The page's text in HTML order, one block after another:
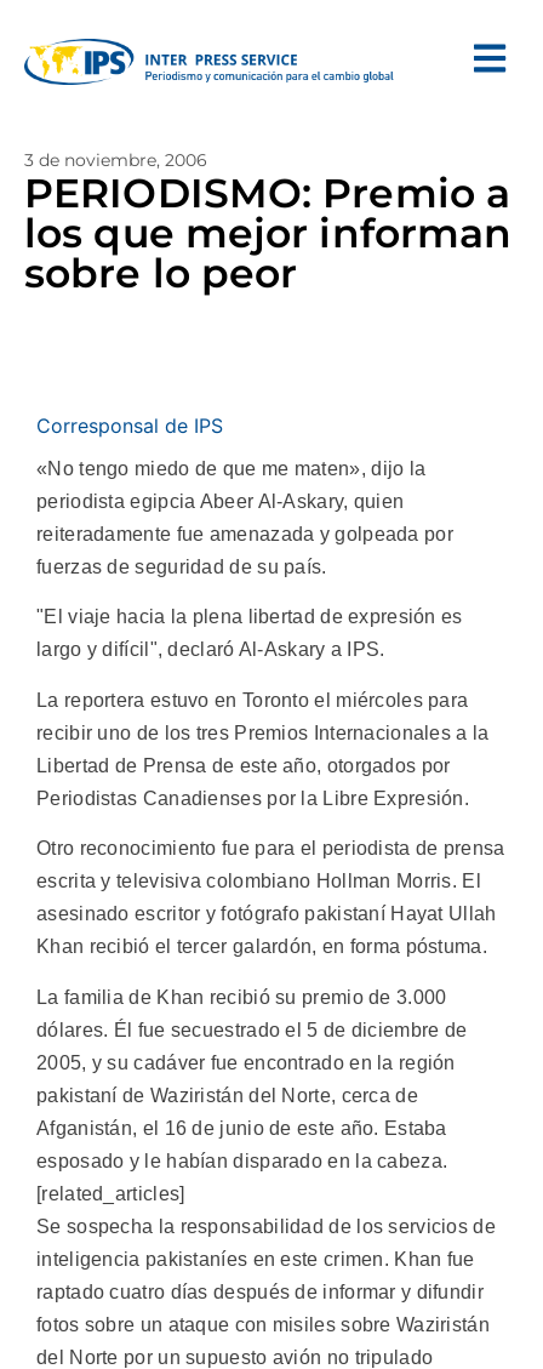
3 de noviembre, 2006
PERIODISMO: Premio a
los que mejor informan
sobre lo peor
Corresponsal de IPS
«No tengo miedo de que me maten», dijo la
periodista egipcia Abeer Al-Askary, quien
reiteradamente fue amenazada y golpeada por
fuerzas de seguridad de su país.
"El viaje hacia la plena libertad de expresión es
largo y difícil", declaró Al-Askary a IPS.
La reportera estuvo en Toronto el miércoles para
recibir uno de los tres Premios Internacionales a la
Libertad de Prensa de este año, otorgados por
Periodistas Canadienses por la Libre Expresión.
Otro reconocimiento fue para el periodista de prensa
escrita y televisiva colombiano Hollman Morris. El
asesinado escritor y fotógrafo pakistaní Hayat Ullah
Khan recibió el tercer galardón, en forma póstuma.
La familia de Khan recibió su premio de 3.000
dólares. Él fue secuestrado el 5 de diciembre de
2005, y su cadáver fue encontrado en la región
pakistaní de Waziristán del Norte, cerca de
Afganistán, el 16 de junio de este año. Estaba
esposado y le habían disparado en la cabeza.
[related_articles]
Se sospecha la responsabilidad de los servicios de
inteligencia pakistaníes en este crimen. Khan fue
raptado cuatro días después de informar y difundir
fotos sobre un ataque con misiles sobre Waziristán
del Norte por un supuesto avión no tripulado